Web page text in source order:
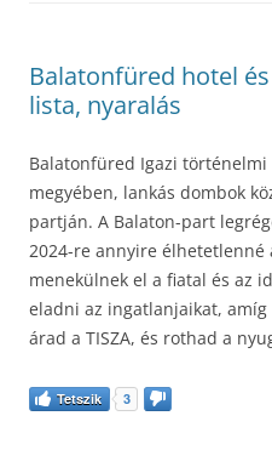
Balatonfüred hotel
lista, nyaralás
Balatonfüred Igazi történelmi
megyében, lankás dombok
partján. A Balaton-part
2024-re annyire
menekülnek el a fiatal és az
eladni az ingatlanjaikat, amíg
árad a TISZA, és rothad a
Tetszik 3